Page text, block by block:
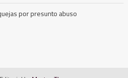
por presunto abuso